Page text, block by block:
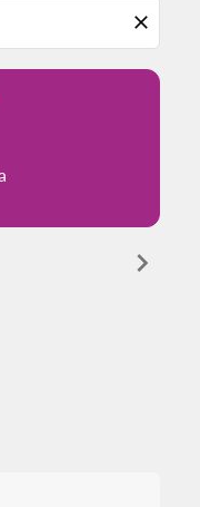
close
chevron_right